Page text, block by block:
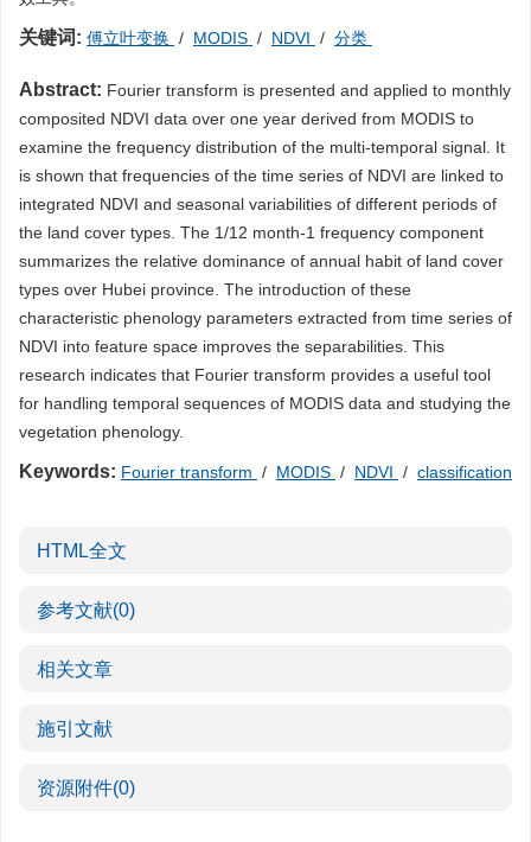
关键词: 傅立叶变换 / MODIS / NDVI / 分类
Abstract: Fourier transform is presented and applied to monthly
composited NDVI data over one year derived from MODIS to
examine the frequency distribution of the multi-temporal signal. It
is shown that frequencies of the time series of NDVI are linked to
integrated NDVI and seasonal variabilities of different periods of
the land cover types. The 1/12 month-1 frequency component
summarizes the relative dominance of annual habit of land cover
types over Hubei province. The introduction of these
characteristic phenology parameters extracted from time series of
NDVI into feature space improves the separabilities. This
research indicates that Fourier transform provides a useful tool
for handling temporal sequences of MODIS data and studying the
vegetation phenology.
Keywords: Fourier transform / MODIS / NDVI / classification
HTML全文
参考文献(0)
相关文章
施引文献
资源附件(0)